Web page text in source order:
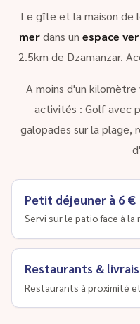
Le gîte et la maison de
merdans un espace
2.5km de Dzamanzar.
A moins d'un
activités : Golf avec
galopades sur la plage,
Petit déjeuner à 6 €
Servi sur le patio face à la
Restaurants &
Restaurants à proximité